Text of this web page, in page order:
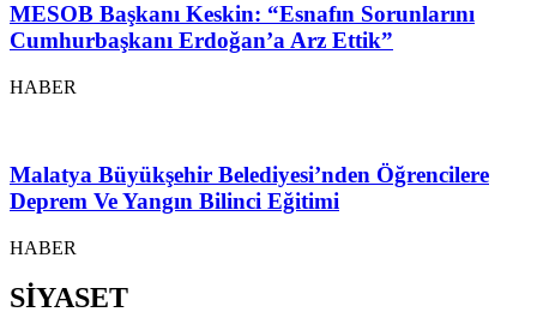
MESOB Başkanı Keskin: “Esnafın Sorunlarını
Cumhurbaşkanı Erdoğan’a Arz Ettik”
HABER
Malatya Büyükşehir Belediyesi’nden Öğrencilere
Deprem Ve Yangın Bilinci Eğitimi
HABER
SİYASET